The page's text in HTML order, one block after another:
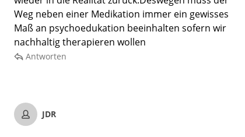
Weg neben einer Medikation immer ein gewisses
Maß an psychoedukation beeinhalten sofern wir
nachhaltig therapieren wollen
Antworten
JDR